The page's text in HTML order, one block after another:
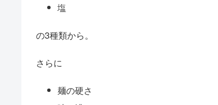
塩
の3種類から。
さらに
麺の硬さ